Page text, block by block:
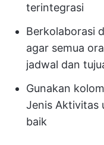
terintegrasi
Berkolaborasi
agar semua
jadwal dan
Gunakan
Jenis Aktivitas
baik